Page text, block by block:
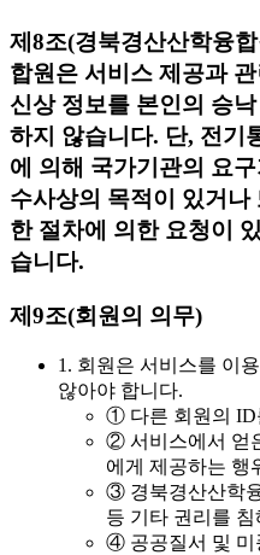
제8조(경북경산산학융
합원은 서비스 제공과
신상 정보를 본인의 승
하지 않습니다. 단, 전기
에 의해 국가기관의 요
수사상의 목적이 있거나
한 절차에 의한 요청이
습니다.
제9조(회원의 의무)
1. 회원은 서비스를 이
않아야 합니다.
① 다른 회원의 ID
② 서비스에서 얻
에게 제공하는 행
③ 경북경산산학
등 기타 권리를 침
④ 공공질서 및 미